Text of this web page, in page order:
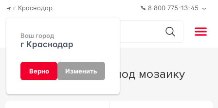
г Краснодар
Ваш город
г Краснодар
Верно Изменить
8 800 775-13-45
Керамогранит под мозаику